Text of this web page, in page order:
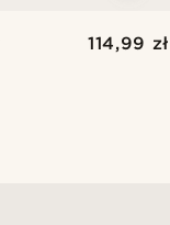
114,99 zł